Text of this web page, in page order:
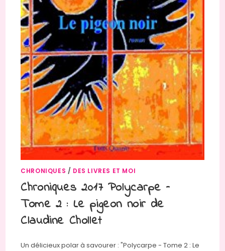
CHRONIQUES / DES LIVRES ET MOI
Chroniques 2017 Polycarpe –
Tome 2 : Le pigeon noir de
Claudine Chollet
Un délicieux polar à savourer : "Polycarpe - Tome 2 : Le